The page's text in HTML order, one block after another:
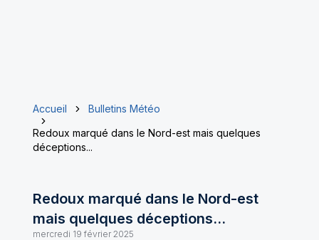
Accueil
Bulletins Météo
Redoux marqué dans le Nord-est mais quelques
déceptions...
Redoux marqué dans le Nord-est
mais quelques déceptions...
mercredi 19 février 2025